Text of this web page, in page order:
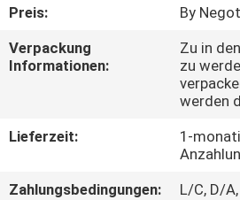
TRETEN
SIE
MIT
IN
Preis:
By
Verpackung
Informationen:
Zu in
zu
werden
Lieferzeit:
1-
Zahlungsbedingungen:
L/C, D/